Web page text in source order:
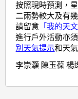
按照現時預測，
二雨勢較大及有
請留意 「我的天
進行戶外活動亦
別天氣提示和天氣
李崇灝 陳玉葆 楊